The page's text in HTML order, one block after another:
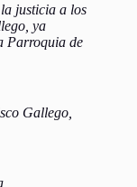
justicia a los
ya
Parroquia de
Gallego,